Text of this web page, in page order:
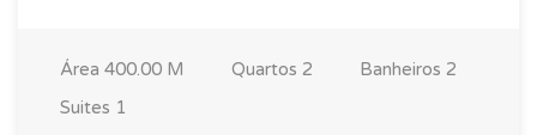
Área 400.00 M Quartos 2 Banheiros 2
Suites 1